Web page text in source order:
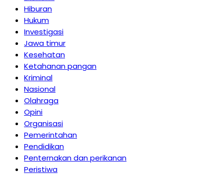
Hiburan
Hukum
Investigasi
Jawa timur
Kesehatan
Ketahanan pangan
Kriminal
Nasional
Olahraga
Opini
Organisasi
Pemerintahan
Pendidikan
Penternakan dan perikanan
Peristiwa